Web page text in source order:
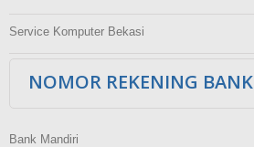
Service Komputer Bekasi
NOMOR REKENING BANK
Bank Mandiri